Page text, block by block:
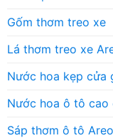
Gốm thơm treo xe
Lá thơm treo xe
Nước hoa kẹp cửa
Nước hoa ô tô cao
Sáp thơm ô tô